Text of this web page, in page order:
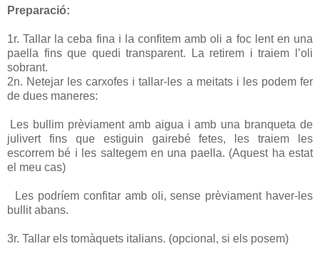
Preparació:
1r. Tallar la ceba fina i la confitem amb oli a foc lent en una
paella fins que quedi transparent. La retirem i traiem l’oli
sobrant.
2n. Netejar les carxofes i tallar-les a meitats i les podem fer
de dues maneres:
Les bullim prèviament amb aigua i amb una branqueta de
julivert fins que estiguin gairebé fetes, les traiem les
escorrem bé i les saltegem en una paella. (Aquest ha estat
el meu cas)
Les podríem confitar amb oli, sense prèviament haver-les
bullit abans.
3r. Tallar els tomàquets italians. (opcional, si els posem)